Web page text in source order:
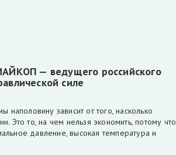
— ведущего российского
силе
наполовину зависит от того, насколько
Это то, на чем нельзя экономить, потому что
давление, высокая температура и